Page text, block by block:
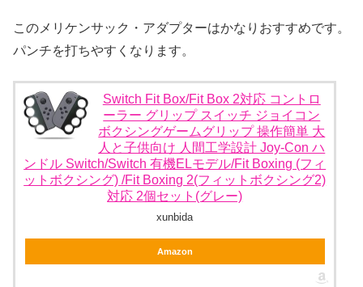
このメリケンサック・アダプターはかなりおすすめです。
パンチを打ちやすくなります。
Switch Fit Box/Fit Box 2対応 コントロ
ーラー グリップ スイッチ ジョイコン
ボクシングゲームグリップ 操作簡単 大
人と子供向け 人間工学設計 Joy-Con ハ
ンドル Switch/Switch 有機ELモデル/Fit Boxing (フィ
ットボクシング) /Fit Boxing 2(フィットボクシング2)
対応 2個セット(グレー)
xunbida
Amazon